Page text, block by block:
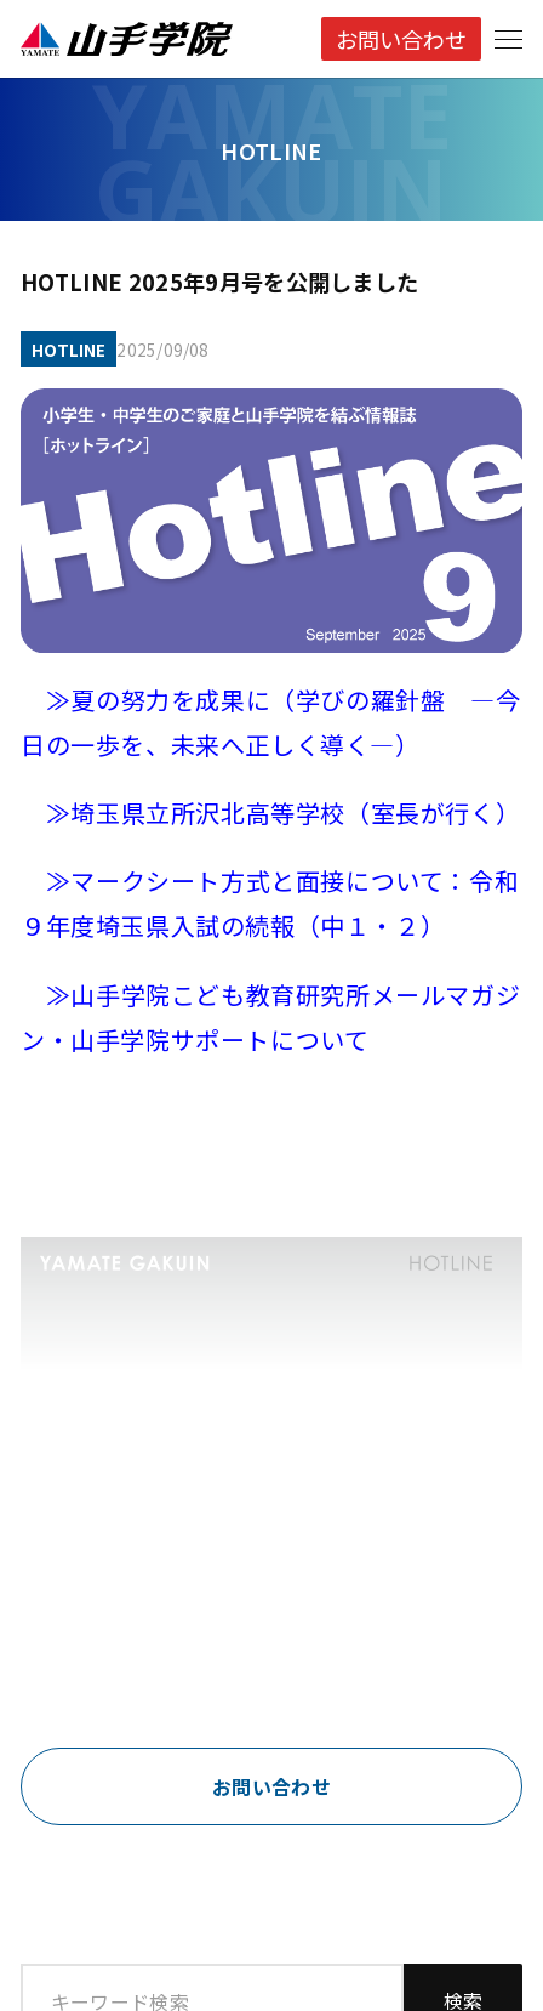
お問い合わせ
HOTLINE
HOTLINE 2025年9月号を公開しました
HOTLINE 2025/09/08
≫夏の努力を成果に（学びの羅針盤 ―今
日の一歩を、未来へ正しく導く―）
≫埼玉県立所沢北高等学校（室長が行く）
≫マークシート方式と面接について：令和
９年度埼玉県入試の続報（中１・２）
≫山手学院こども教育研究所メールマガジ
ン・山手学院サポートについて
お問い合わせ